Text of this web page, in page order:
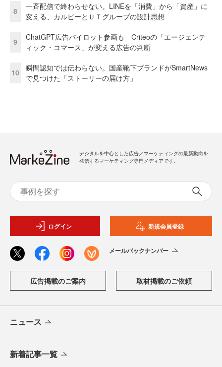
8
一斉配信で終わらせない。LINEを「消費」から「資産」に
変える、カルビーとＵＴグループの設計思想
9
ChatGPT広告パイロット参画も Criteoの「エージェンテ
ィック・コマース」が変える広告の判断
10
瞬間認知では伝わらない。国産靴下ブランドがSmartNews
で見つけた「ストーリーの届け方」
デジタルを中心とした広告／マーケティングの最新動向を
発信するマーケティング専門メディアです。
ログイン 新規会員登録
メールバックナンバー
広告掲載のご案内 取材掲載のご依頼
ニュース
新着記事一覧